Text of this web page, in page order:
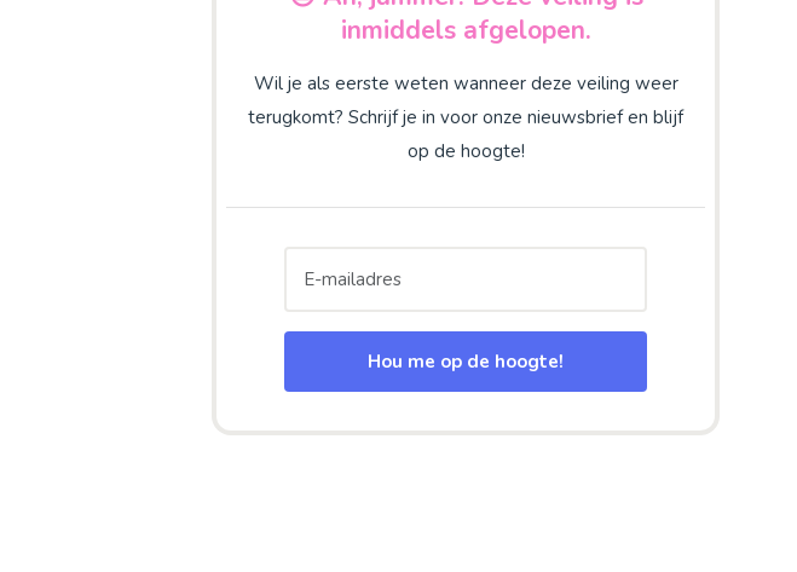
inmiddels afgelopen.
Wil je als eerste weten wanneer deze veiling weer
terugkomt? Schrijf je in voor onze nieuwsbrief en blijf
op de hoogte!
Hou me op de hoogte!